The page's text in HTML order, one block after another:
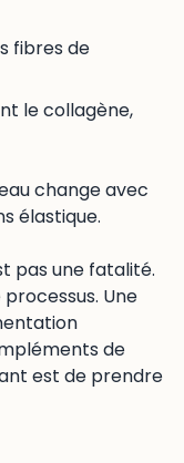
fibres de
le collagène,
change avec
élastique.
pas une fatalité.
Une
de
est de prendre